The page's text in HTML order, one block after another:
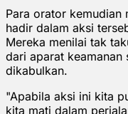
Para orator kemudian
hadir dalam aksi
Mereka menilai tak
dari aparat keamanan
dikabulkan.
"Apabila aksi ini kita
kita mati dalam